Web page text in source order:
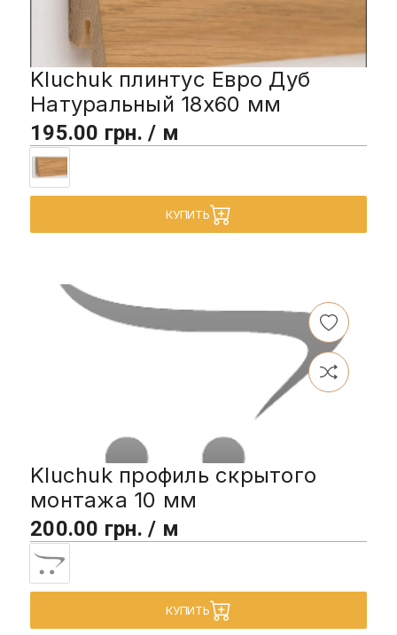
Kluchuk плинтус Евро Дуб
Натуральный 18х60 мм
195.00 грн. / м
КУПИТЬ
Kluchuk профиль скрытого
монтажа 10 мм
200.00 грн. / м
КУПИТЬ